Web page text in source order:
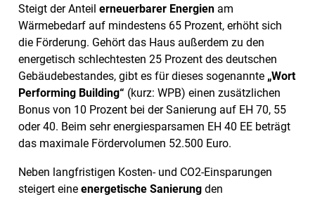
Steigt der Anteil erneuerbarer Energien am
Wärmebedarf auf mindestens 65 Prozent, erhöht sich
die Förderung. Gehört das Haus außerdem zu den
energetisch schlechtesten 25 Prozent des deutschen
Gebäudebestandes, gibt es für dieses sogenannte „Wort
Performing Building“ (kurz: WPB) einen zusätzlichen
Bonus von 10 Prozent bei der Sanierung auf EH 70, 55
oder 40. Beim sehr energiesparsamen EH 40 EE beträgt
das maximale Fördervolumen 52.500 Euro.
Neben langfristigen Kosten- und CO2-Einsparungen
steigert eine energetische Sanierung den